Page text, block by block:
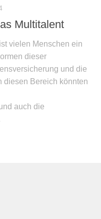
Multitalent
vielen Menschen ein
dieser
und die
diesen Bereich könnten
auch die